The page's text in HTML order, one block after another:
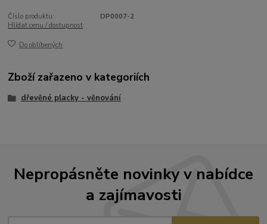
Číslo produktu:
DP0007-2
Hlídat cenu / dostupnost
Do oblíbených
Zboží zařazeno v kategoriích
dřevěné placky - věnování
Nepropásněte novinky v nabídce
a zajímavosti